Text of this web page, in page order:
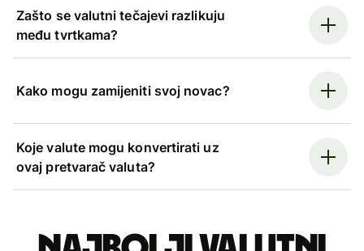
Zašto se valutni tečajevi razlikuju
među tvrtkama?
Kako mogu zamijeniti svoj novac?
Koje valute mogu konvertirati uz
ovaj pretvarač valuta?